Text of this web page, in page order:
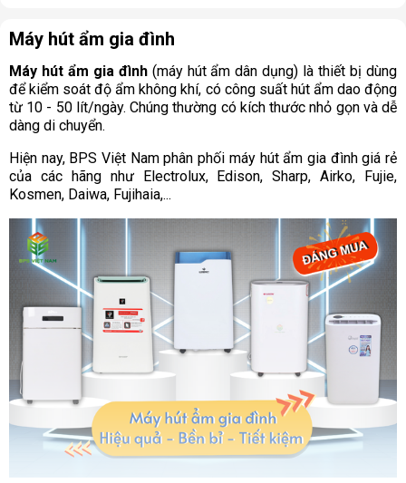
Máy hút ẩm gia đình
Máy hút ẩm gia đình(máy hút ẩm dân dụng) là thiết bị dùng
để kiểm soát độ ẩm không khí, có công suất hút ẩm dao động
từ 10 - 50 lít/ngày. Chúng thường có kích thước nhỏ gọn và dễ
dàng di chuyển.
Hiện nay, BPS Việt Nam phân phối máy hút ẩm gia đình giá rẻ
của các hãng như Electrolux, Edison, Sharp, Airko, Fujie,
Kosmen, Daiwa, Fujihaia,...